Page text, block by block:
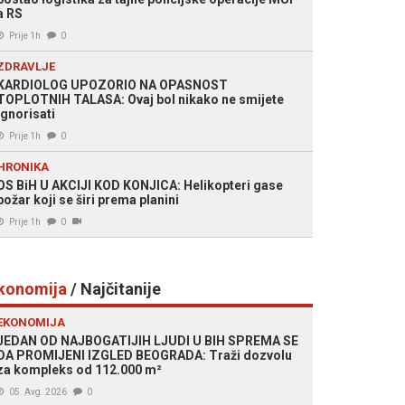
RS
Prije 1h 0
UPOZORIO NA OPASNOST
TALASA: Ovaj bol nikako ne smijete
Prije 1h 0
BiH U AKCIJI KOD KONJICA: Helikopteri gase
koji se širi prema planini
Prije 1h 0
/ Najčitanije
OD NAJBOGATIJIH LJUDI U BIH SPREMA SE
PROMIJENI IZGLED BEOGRADA: Traži dozvolu
kompleks od 112.000 m²
05. Avg. 2026 0